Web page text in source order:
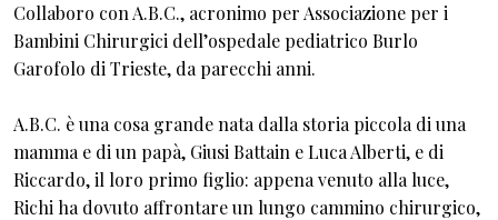
Collaboro con A.B.C., acronimo per Associazione per i
Bambini Chirurgici dell’ospedale pediatrico Burlo
Garofolo di Trieste, da parecchi anni.
A.B.C. è una cosa grande nata dalla storia piccola di una
mamma e di un papà, Giusi Battain e Luca Alberti, e di
Riccardo, il loro primo figlio: appena venuto alla luce,
Richi ha dovuto affrontare un lungo cammino chirurgico,